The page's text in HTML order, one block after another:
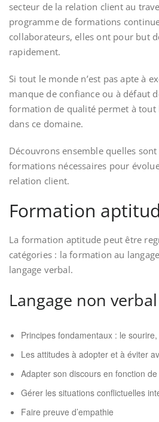
secteur de la relation client au
programme de formations
collaborateurs, elles ont pour but
rapidement.
Si tout le monde n’est pas apte à
manque de confiance ou à défaut
formation de qualité permet à tout
dans ce domaine.
Découvrons ensemble quelles
formations nécessaires pour
relation client.
Formation
La formation aptitude peut être
catégories : la formation au
langage verbal.
Langage non verbal
Principes fondamentaux : le
Les attitudes à adopter et à éviter
Adapter son discours en fonction
Gérer les situations conflictuelles
Faire preuve d’empathie